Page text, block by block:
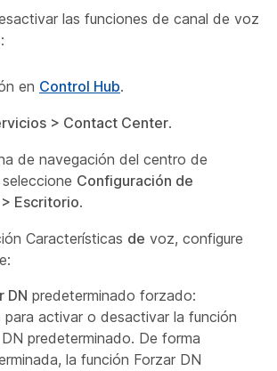
las funciones de canal de voz
en Control Hub.
> Contact Center.
de navegación del centro de
Configuración de
Escritorio.
Características de voz, configure
DN predeterminado forzado:
para activar o desactivar la función
predeterminado. De forma
la función Forzar DN